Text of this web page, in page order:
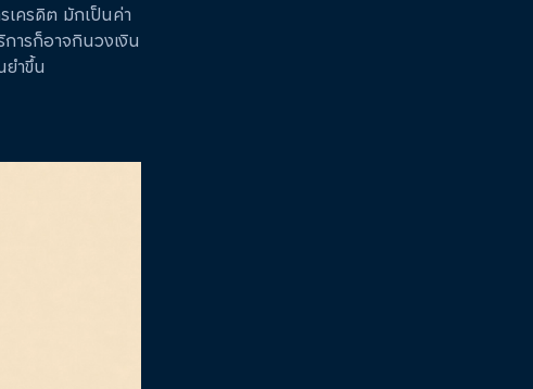
ครดิต มักเป็นค่า
ารก็อาจกินวงเงิน
ยำขึ้น